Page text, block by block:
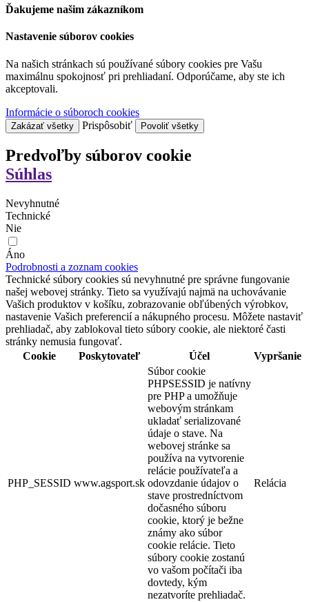
Ďakujeme našim zákazníkom
Nastavenie súborov cookies
Na našich stránkach sú používané súbory cookies pre Vašu
maximálnu spokojnosť pri prehliadaní. Odporúčame, aby ste ich
akceptovali.
Informácie o súboroch cookies
Zakázať všetky Prispôsobiť Povoliť všetky
Predvoľby súborov cookie
Súhlas
Nevyhnutné
Technické
Nie
Áno
Podrobnosti a zoznam cookies
Technické súbory cookies sú nevyhnutné pre správne fungovanie
našej webovej stránky. Tieto sa využívajú najmä na uchovávanie
Vašich produktov v košíku, zobrazovanie obľúbených výrobkov,
nastavenie Vašich preferencií a nákupného procesu. Môžete nastaviť
prehliadač, aby zablokoval tieto súbory cookie, ale niektoré časti
stránky nemusia fungovať.
Cookie
Poskytovateľ Účel Vypršanie
PHP_SESSID www.agsport.sk
Súbor cookie
PHPSESSID je natívny
pre PHP a umožňuje
webovým stránkam
ukladať serializované
údaje o stave. Na
webovej stránke sa
používa na vytvorenie
relácie používateľa a
odovzdanie údajov o
stave prostredníctvom
dočasného súboru
cookie, ktorý je bežne
známy ako súbor
cookie relácie. Tieto
súbory cookie zostanú
vo vašom počítači iba
dovtedy, kým
nezatvoríte prehliadač.
Relácia